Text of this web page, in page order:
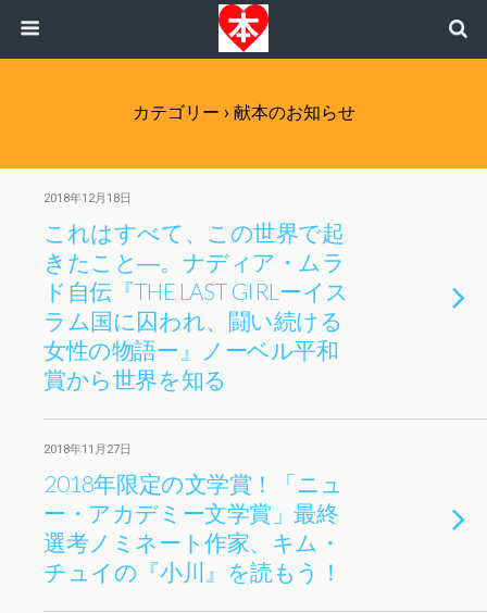
カテゴリー › 献本のお知らせ
2018年12月18日
これはすべて、この世界で起
きたこと―。ナディア・ムラ
ド自伝『THE LAST GIRLーイス
ラム国に囚われ、闘い続ける
女性の物語ー』ノーベル平和
賞から世界を知る
2018年11月27日
2018年限定の文学賞！「ニュ
ー・アカデミー文学賞」最終
選考ノミネート作家、キム・
チュイの『小川』を読もう！